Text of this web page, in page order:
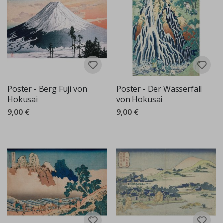
Poster - Berg Fuji von
Hokusai
9,00 €
Poster - Der Wasserfall
von Hokusai
9,00 €